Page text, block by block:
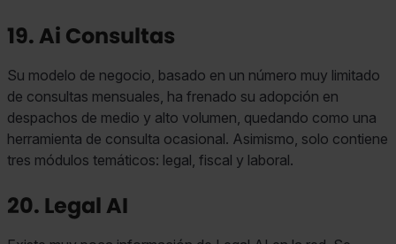
19. Ai Consultas
Su modelo de negocio, basado en un número muy limitado
de consultas mensuales, ha frenado su adopción en
despachos de medio y alto volumen, quedando como una
herramienta de consulta ocasional. Asimismo, solo contiene
tres módulos temáticos: legal, fiscal y laboral.
20. Legal AI